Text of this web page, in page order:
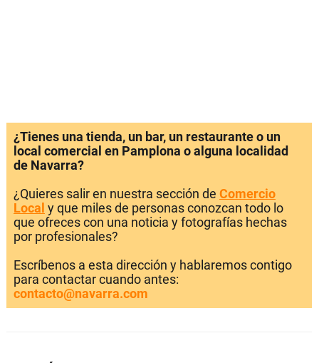
¿Tienes una tienda, un bar, un restaurante o un
local comercial en Pamplona o alguna localidad
de Navarra?
¿Quieres salir en nuestra sección de Comercio
Local y que miles de personas conozcan todo lo
que ofreces con una noticia y fotografías hechas
por profesionales?
Escríbenos a esta dirección y hablaremos contigo
para contactar cuando antes:
contacto@navarra.com